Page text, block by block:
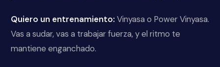
Quiero un entrenamiento: Vinyasa o Power Vinyasa.
Vas a sudar, vas a trabajar fuerza, y el ritmo te
mantiene enganchado.